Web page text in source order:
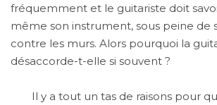
fréquemment et le guitariste doit
même son instrument, sous peine de
contre les murs. Alors pourquoi la
désaccorde-t-elle si souvent ?
Il y a tout un tas de raisons pour